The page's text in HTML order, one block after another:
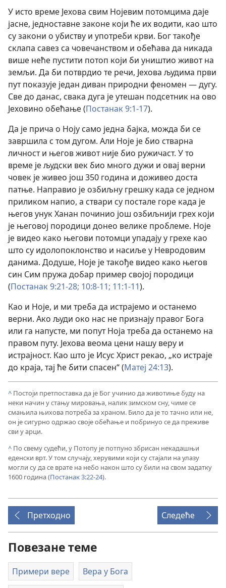
У исто време Јехова свим Нојевим потомцима даје
јасне, једноставне законе који ће их водити, као што
су закони о убиству и употреби крви. Бог такође
склапа савез са човечанством и обећава да никада
више неће пустити потоп који би уништио живот на
земљи. Да би потврдио те речи, Јехова људима први
пут показује један диван природни феномен — дугу.
Све до данас, свака дуга је утешан подсетник на ово
Јеховино обећање (Постанак 9:1-17).
Да је прича о Ноју само једна бајка, можда би се
завршила с том дугом. Али Ноје је био стварна
личност и његов живот није био ружичаст. У то
време је људски век био много дужи и овај верни
човек је живео још 350 година и доживео доста
патње. Направио је озбиљну грешку када се једном
приликом напио, а ствари су постале горе када је
његов унук Ханан починио још озбиљнији грех који
је његовој породици донео велике проблеме. Ноје
је видео како његови потомци упадају у грехе као
што су идолопоклонство и насиље у Невродовим
данима. Додуше, Ноје је такође видео како његов
син Сим пружа добар пример својој породици
(Постанак 9:21-28; 10:8-11; 11:1-11).
Као и Ноје, и ми треба да истрајемо и останемо
верни. Ако људи око нас не признају правог Бога
или га напусте, ми попут Ноја треба да останемо на
правом путу. Јехова веома цени нашу веру и
истрајност. Као што је Исус Христ рекао, „ко истраје
до краја, тај ће бити спасен“ (Матеј 24:13).
^ Постоји претпоставка да је Бог учинио да животиње буду на
неки начин у стању мировања, налик зимском сну, чиме се
смањила њихова потреба за храном. Било да је то тачно или не,
он је сигурно одржао своје обећање и побринуо се да преживе
сви у арци.
^ По свему судећи, у Потопу је потпуно збрисан некадашњи
еденски врт. У том случају, херувими који су стајали на улазу
могли су да се врате на небо након што су били на свом задатку
1600 година (Постанак 3:22-24).
Претходно Следеће
Повезане теме
Примери вере Вера у Бога